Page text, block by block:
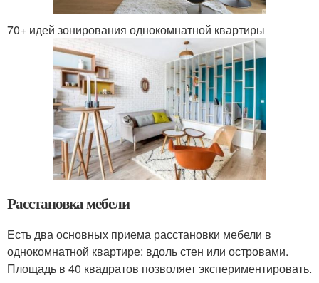
70+ идей зонирования однокомнатной квартиры
Расстановка мебели
Есть два основных приема расстановки мебели в
однокомнатной квартире: вдоль стен или островами.
Площадь в 40 квадратов позволяет экспериментировать.